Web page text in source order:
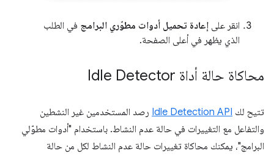
انقر على إعادة تحميل أدوات مطوّري البرامج في الطلب
الذي يظهر في أعلى الصفحة.
محاكاة حالة أداة Idle Detector
تتيح لك Idle Detection API رصد المستخدمين غير النشطين
والتفاعل مع التغييرات في حالة عدم النشاط. باستخدام "أدوات مطوّلي
البرامج"، يمكنك محاكاة تغييرات حالة عدم النشاط لكل من حالة